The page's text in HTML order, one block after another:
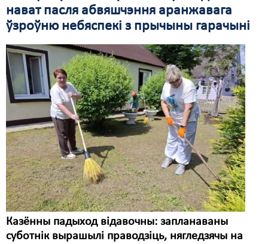
нават пасля абвяшчэння аранжавага
ўзроўню небяспекі з прычыны гарачыні
Казённы падыход відавoчны: запланаваны
суботнік вырашылі праводзіць, нягледзячы на